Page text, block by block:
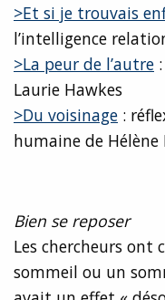
>Et si je trouvais
l’intelligence
>La peur de l’autre
Laurie Hawkes
>Du voisinage :
humaine de Hélène
Bien se reposer
Les chercheurs ont
sommeil ou un